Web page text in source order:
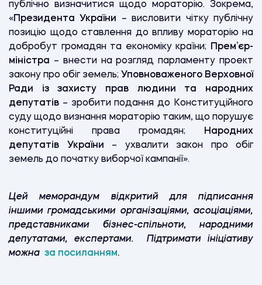
публічно визначитися щодо мораторію. Зокрема,
«Президента України – висловити чітку публічну
позицію щодо ставлення до впливу мораторію на
добробут громадян та економіку країни;
Прем’єр-
міністра – внести на розгляд парламенту проект
закону про обіг земель; Уповноваженого Верховної
Ради із захисту прав людини та народних
депутатів – зробити подання до Конституційного
суду щодо визнання мораторію таким, що порушує
конституційні права громадян;
Народних
депутатів України – ухвалити закон про обіг
земель до початку виборчої кампанії».
Цей меморандум відкритий для підписання
іншими громадськими організаціями, асоціаціями,
представниками бізнес-спільноти, народними
депутатами, експертами.
Підтримати ініціативу
можна за посиланням.